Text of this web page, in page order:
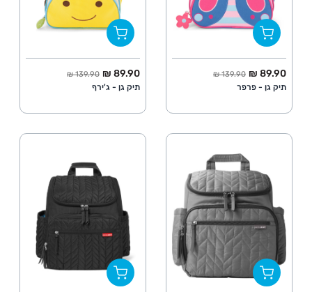
החל מ
89.90 ₪ מחיר מלא
139.90 ₪
תיק גן - פרפר
החל מ
89.90 ₪ מחיר מלא
139.90 ₪
תיק גן - ג'ירף